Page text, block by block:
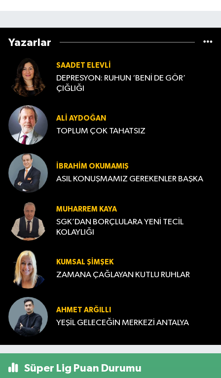
Yazarlar
SAADET ELEVLI
DEPRESYON: RUHUN ‘BENİ DE GÖR’
ÇIĞLIĞI
ALI AYDOĞAN
TOPLUM ÇOK TAHATSIZ
İBRAHIM OKUMAMIŞ
ASIL KONUŞMAMIZ GEREKENLER BAŞKA
MUHARREM KAYA
SGK’DAN BORÇLULARA YENİ TECİL
KOLAYLIĞI
KUMSAL ŞIMŞEK
ZAMANA ÇAĞLAYAN KUTLU RUHLAR
AHMET ARĞILLI
YEŞİL GELECEĞİN MERKEZİ ANTALYA
Süper Lig Puan Durumu